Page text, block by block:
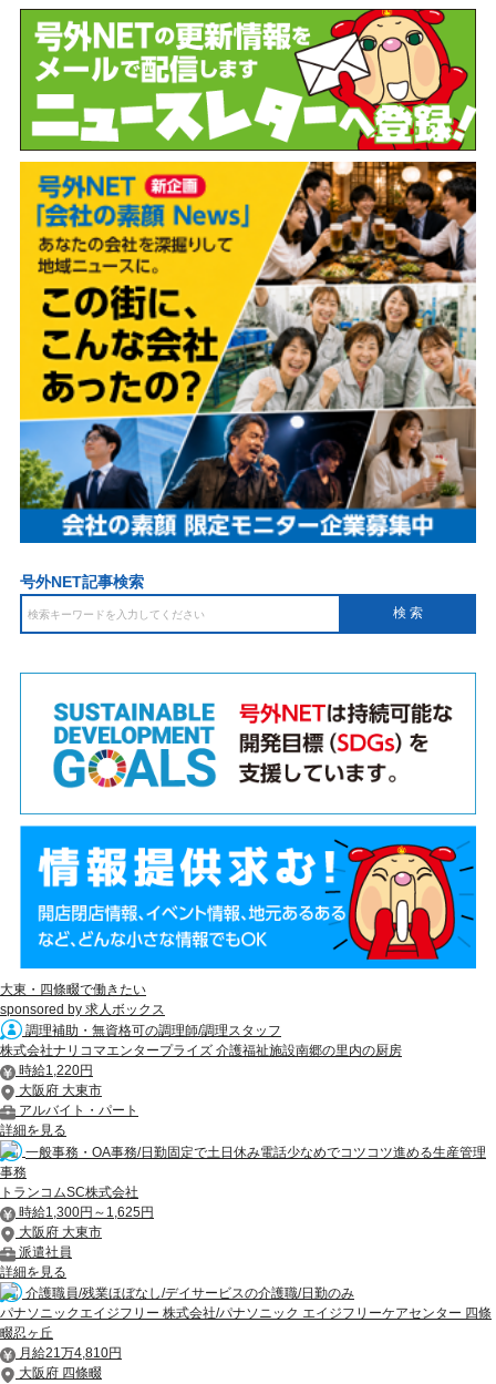
号外NET記事検索
大東・四條畷で働きたい
sponsored by 求人ボックス
調理補助・無資格可の調理師/調理スタッフ
株式会社ナリコマエンタープライズ 介護福祉施設南郷の里内の厨房
時給1,220円
大阪府 大東市
アルバイト・パート
詳細を見る
一般事務・OA事務/日勤固定で土日休み電話少なめでコツコツ進める生産管理
事務
トランコムSC株式会社
時給1,300円～1,625円
大阪府 大東市
派遣社員
詳細を見る
介護職員/残業ほぼなし/デイサービスの介護職/日勤のみ
パナソニックエイジフリー 株式会社/パナソニック エイジフリーケアセンター 四條
畷忍ヶ丘
月給21万4,810円
大阪府 四條畷